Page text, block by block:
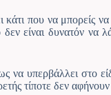
που να μπορείς
είναι δυνατόν να
υπερβάλλει στο
τίποτε δεν